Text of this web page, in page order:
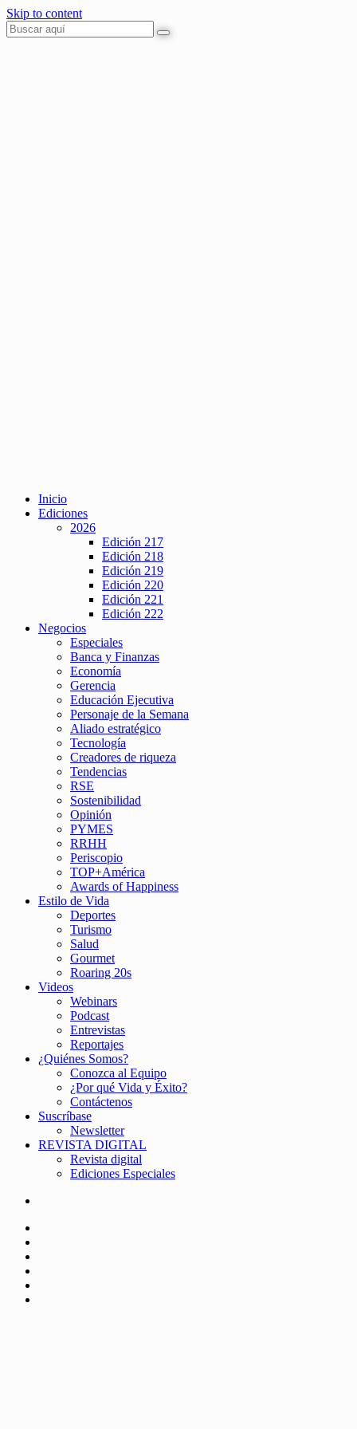
Skip to content
Inicio
Ediciones
2026
Edición 217
Edición 218
Edición 219
Edición 220
Edición 221
Edición 222
Negocios
Especiales
Banca y Finanzas
Economía
Gerencia
Educación Ejecutiva
Personaje de la Semana
Aliado estratégico
Tecnología
Creadores de riqueza
Tendencias
RSE
Sostenibilidad
Opinión
PYMES
RRHH
Periscopio
TOP+América
Awards of Happiness
Estilo de Vida
Deportes
Turismo
Salud
Gourmet
Roaring 20s
Videos
Webinars
Podcast
Entrevistas
Reportajes
¿Quiénes Somos?
Conozca al Equipo
¿Por qué Vida y Éxito?
Contáctenos
Suscríbase
Newsletter
REVISTA DIGITAL
Revista digital
Ediciones Especiales